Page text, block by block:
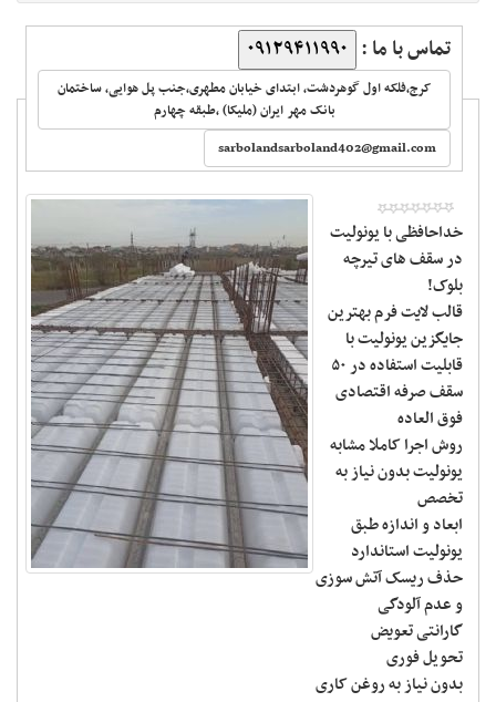
تماس با ما : ۰۹۱۲۹۴۱۱۹۹۰
کرج،فلکه اول گوهردشت، ابتدای خیابان مطهری،جنب پل هوایی، ساختمان
بانک مهر ایران (ملیکا) ،طبقه چهارم
sarbolandsarboland402@gmail.com
خداحافظی با یونولیت
در سقف های تیرچه
بلوک!
قالب لایت فرم بهترین
جایگزین یونولیت با
قابلیت استفاده در ۵۰
سقف صرفه اقتصادی
فوق العاده
روش اجرا کاملا مشابه
یونولیت بدون نیاز به
تخصص
ابعاد و اندازه طبق
یونولیت استاندارد
حذف ریسک آتش سوزی
و عدم آلودگی
گارانتی تعویض
تحویل فوری
بدون نیاز به روغن کاری